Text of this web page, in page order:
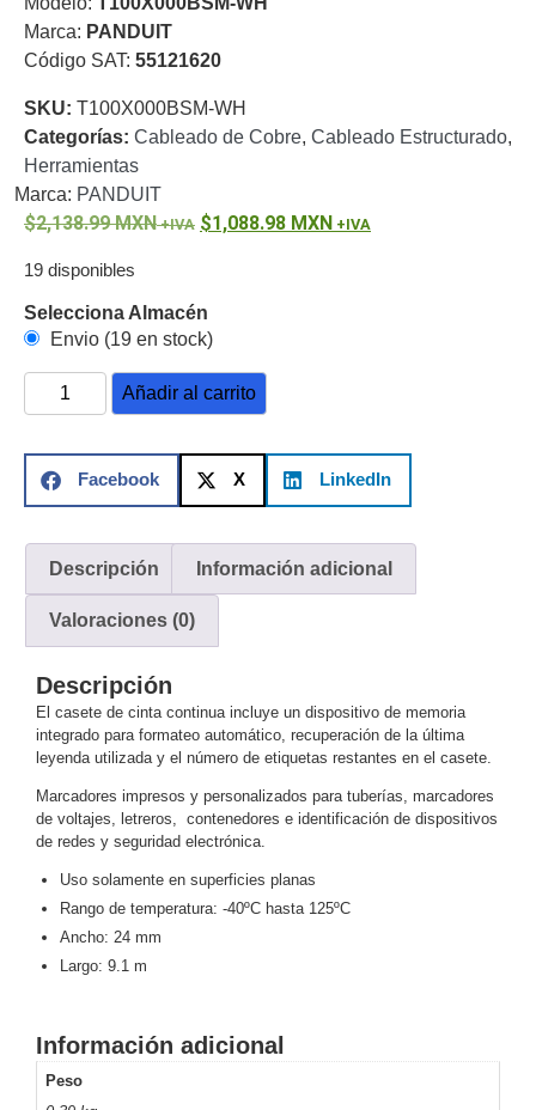
o
RefaccionesProbadores
VideoTransceptores
de Video
Cables y
Conectores
Adaptador
RCAAudio
y
VideoCable
ConectoresCables
Armados -
CoaxialCategoría
5eFibra
ÓpticaPara
y
ElectricidadRG59
Tipo
CaPTelefónicoVGA
/ DVI /
HDMI
Cámaras
IP y NVRs
Salinos
(Anticorrosión)Antiexplosión
y
Decodificadores
de
VideoCubo
y
Marca: PANDUIT
Código SAT: 55121620
SKU: T100X000BSM-WH
Categorías: Cableado de Cobre, Cableado Estructurado,
Herramientas
Marca: PANDUIT
2,138.99MXN 1,088.98 MXN
19 disponibles
Selecciona Almacén
Envio (19 en stock)
Añadir al carrito
Facebook X LinkedIn
Descripción Información adicional
Valoraciones (0)
Descripción
El casete de cinta continua incluye un dispositivo de memoria
integrado para formateo automático, recuperación de la última
leyenda utilizada y el número de etiquetas restantes en el casete.
Marcadores impresos y personalizados para tuberías, marcadores
de voltajes, letreros, contenedores e identificación de dispositivos
de redes y seguridad electrónica.
Uso solamente en superficies planas
Rango de temperatura: -40ºC hasta 125ºC
Ancho: 24 mm
Largo: 9.1 m
Información adicional
Peso